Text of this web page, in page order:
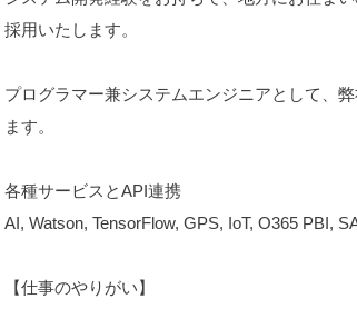
採用いたします。
プログラマー兼システムエンジニアとして、
ます。
各種サービスとAPI連携
AI, Watson, TensorFlow, GPS, IoT, O365 PBI,
【仕事のやりがい】